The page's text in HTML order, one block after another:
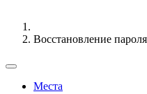
Восстановление пароля
Места